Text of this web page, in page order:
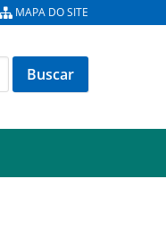
MAPA DO SITE